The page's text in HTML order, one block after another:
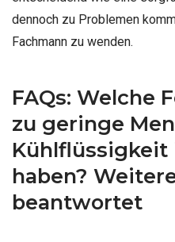
dennoch zu Problemen
Fachmann zu wenden.
FAQs: Welche
zu geringe
Kühlflüssigkeit
haben?
beantwortet